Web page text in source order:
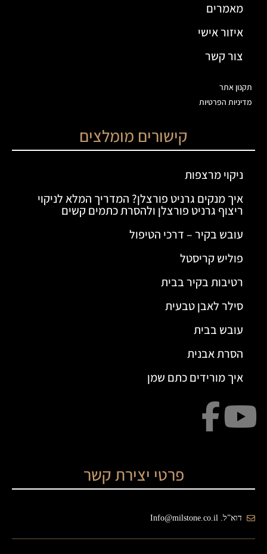
מאמרים
איזור אישי
צור קשר
תקנון אתר
מדיניות הפרטיות
קישורים מומלצים
ניקוי מרצפות
איך מנקים גרניט פורצלן? המדריך המלא לניקוי
ריצוף גרניט פורצלן ולהסרת כתמים קשים
עובש בקיר – דרכי הטיפול
פוליש קריסטל
רטיבות בקיר בבית
סילר לאבן טבעית
עובש בבית
הסרת אבנית
איך מורידים כתם שמן
פרטי יצירת קשר
דוא”ל. Info@milstone.co.il